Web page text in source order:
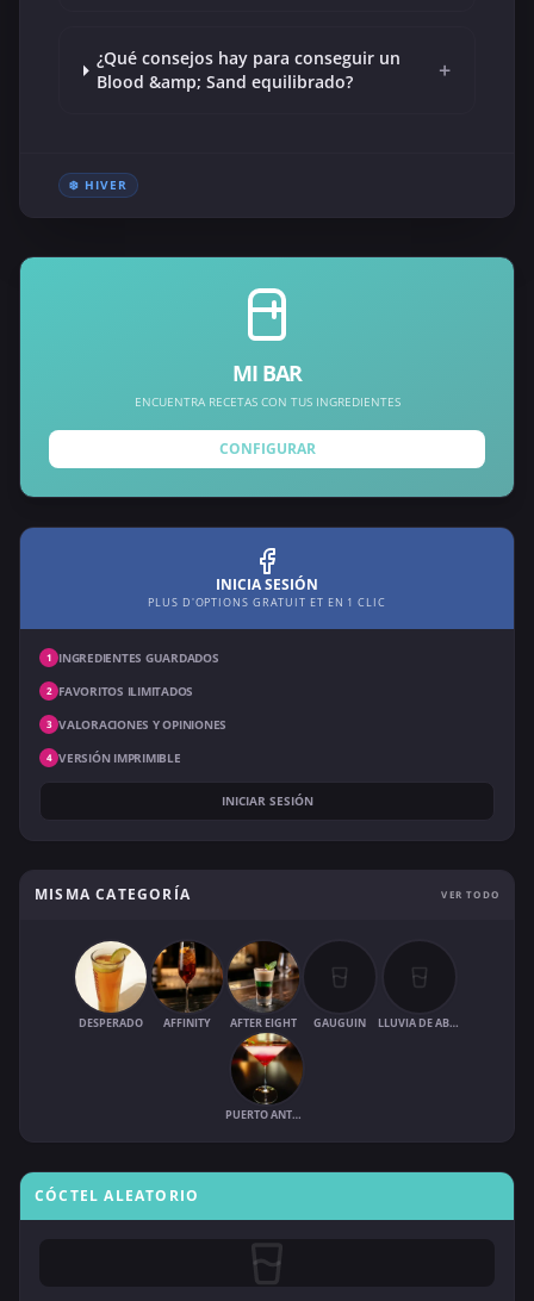
¿Qué consejos hay para conseguir un
Blood &amp; Sand equilibrado?
+
❄️ HIVER
MI BAR
ENCUENTRA RECETAS CON TUS INGREDIENTES
CONFIGURAR
INICIA SESIÓN
PLUS D'OPTIONS GRATUIT ET EN 1 CLIC
1 INGREDIENTES GUARDADOS
2 FAVORITOS ILIMITADOS
3 VALORACIONES Y OPINIONES
4 VERSIÓN IMPRIMIBLE
INICIAR SESIÓN
MISMA CATEGORÍA VER TODO
DESPERADO AFFINITY AFTER EIGHT GAUGUIN LLUVIA DE ABRIL
PUERTO ANTONIO
CÓCTEL ALEATORIO